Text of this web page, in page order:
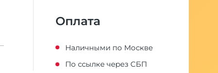
Оплата
Наличными по Москве
По ссылке через СБП